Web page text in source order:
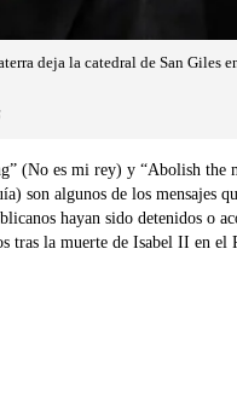
deja la catedral de San Giles
(No es mi rey) y “Abolish the
son algunos de los mensajes
hayan sido detenidos o
tras la muerte de Isabel II en el